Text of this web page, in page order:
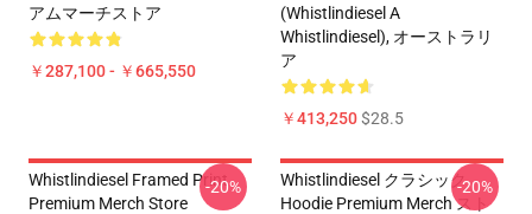
アムマーチストア
￥287,100 - ￥665,550
(Whistlindiesel A
Whistlindiesel), オーストラリ
ア
￥413,250$28.5
Whistlindiesel Framed Print
Premium Merch Store
-20%
Whistlindiesel クラシック
Hoodie Premium Merch スト
-20%